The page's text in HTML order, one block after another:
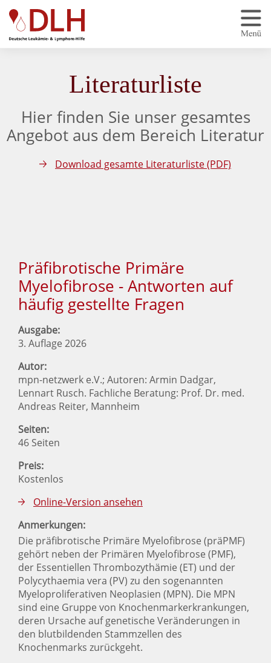
Zum Hauptinhalt springen
Literaturliste
Hier finden Sie unser gesamtes
Angebot aus dem Bereich Literatur
Download gesamte Literaturliste (PDF)
Präfibrotische Primäre
Myelofibrose - Antworten auf
häufig gestellte Fragen
Ausgabe:
3. Auflage 2026
Autor:
mpn-netzwerk e.V.; Autoren: Armin Dadgar,
Lennart Rusch. Fachliche Beratung: Prof. Dr. med.
Andreas Reiter, Mannheim
Seiten:
46 Seiten
Preis:
Kostenlos
Online-Version ansehen
Anmerkungen:
Die präfibrotische Primäre Myelofibrose (präPMF)
gehört neben der Primären Myelofibrose (PMF),
der Essentiellen Thrombozythämie (ET) und der
Polycythaemia vera (PV) zu den sogenannten
Myeloproliferativen Neoplasien (MPN). Die MPN
sind eine Gruppe von Knochenmarkerkrankungen,
deren Ursache auf genetische Veränderungen in
den blutbildenden Stammzellen des
Knochenmarks zurückgeht.